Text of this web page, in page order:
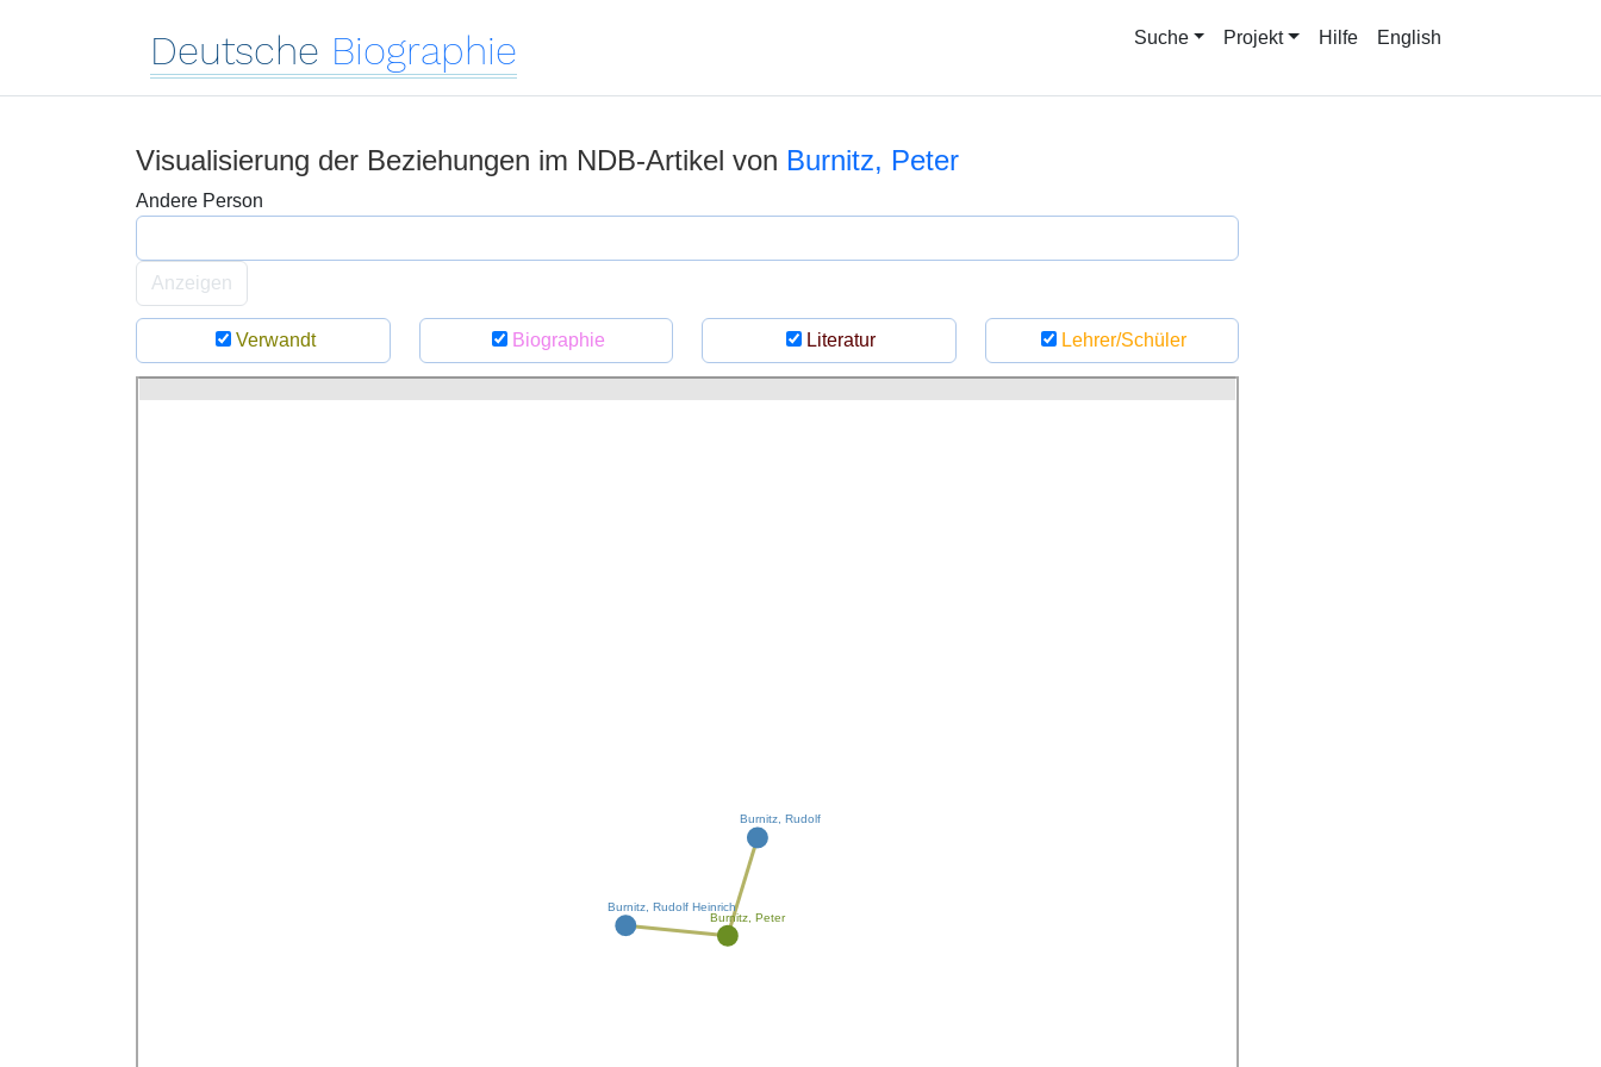
Deutsche Biographie Suche Projekt Hilfe English
Visualisierung der Beziehungen im NDB-Artikel von Burnitz, Peter
Andere Person
Anzeigen
Verwandt Biographie Literatur Lehrer/Schüler
Burnitz, Peter
Burnitz, Rudolf
Burnitz, Rudolf Heinrich